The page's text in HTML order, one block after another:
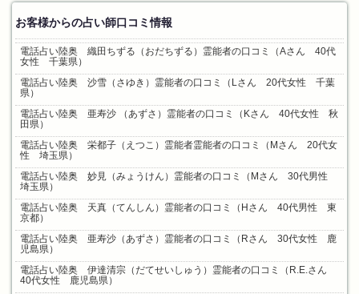
お客様からの占い師口コミ情報
電話占い陸奥 織田ちずる（おだちずる）霊能者の口コミ（Aさん 40代
女性 千葉県）
電話占い陸奥 沙雪（さゆき）霊能者の口コミ（Lさん 20代女性 千葉
県）
電話占い陸奥 亜寿沙 （あずさ）霊能者の口コミ（Kさん 40代女性 秋
田県）
電話占い陸奥 栄都子（えつこ）霊能者霊能者の口コミ（Mさん 20代女
性 埼玉県）
電話占い陸奥 妙見（みょうけん）霊能者の口コミ（Mさん 30代男性
埼玉県）
電話占い陸奥 天真（てんしん）霊能者の口コミ（Hさん 40代男性 東
京都）
電話占い陸奥 亜寿沙（あずさ）霊能者の口コミ（Rさん 30代女性 鹿
児島県）
電話占い陸奥 伊達清宗（だてせいしゅう）霊能者の口コミ（R.E.さん
40代女性 鹿児島県）